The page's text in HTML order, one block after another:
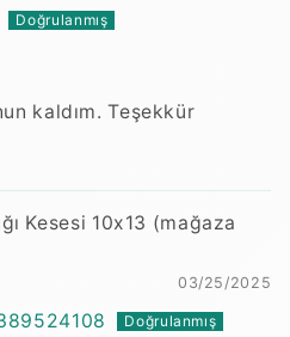
kaldım. Teşekkür
Kesesi 10x13
03/25/2025